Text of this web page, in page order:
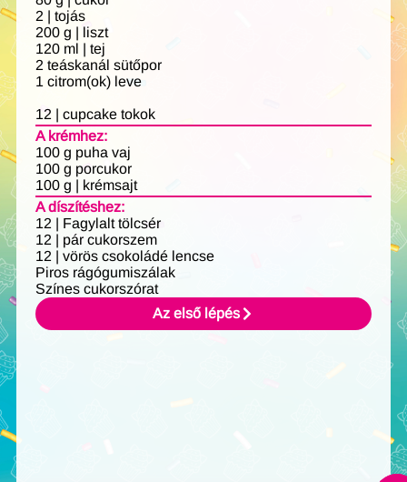
2 | tojás
200 g | liszt
120 ml | tej
2 teáskanál sütőpor
1 citrom(ok) leve
12 | cupcake tokok
A krémhez:
100 g puha vaj
100 g porcukor
100 g | krémsajt
A díszítéshez:
12 | Fagylalt tölcsér
12 | pár cukorszem
12 | vörös csokoládé lencse
Piros rágógumiszálak
Színes cukorszórat
Az első lépés